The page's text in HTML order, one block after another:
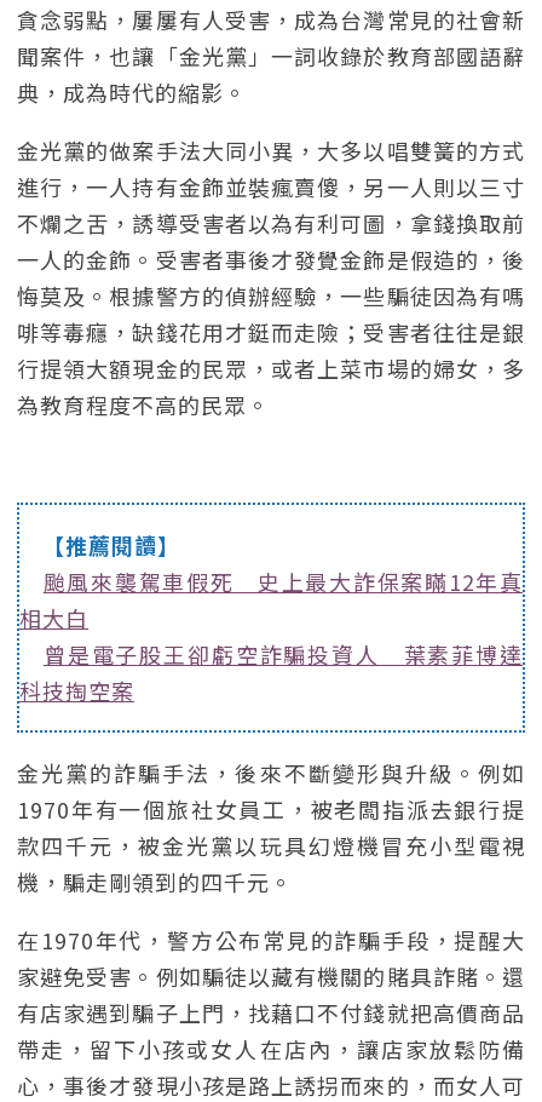
貪念弱點，屢屢有人受害，成為台灣常見的社會新
聞案件，也讓「金光黨」一詞收錄於教育部國語辭
典，成為時代的縮影。
金光黨的做案手法大同小異，大多以唱雙簧的方式
進行，一人持有金飾並裝瘋賣傻，另一人則以三寸
不爛之舌，誘導受害者以為有利可圖，拿錢換取前
一人的金飾。受害者事後才發覺金飾是假造的，後
悔莫及。根據警方的偵辦經驗，一些騙徒因為有嗎
啡等毒癮，缺錢花用才鋌而走險；受害者往往是銀
行提領大額現金的民眾，或者上菜市場的婦女，多
為教育程度不高的民眾。
【推薦閱讀】
颱風來襲駕車假死 史上最大詐保案瞞12年真
相大白
曾是電子股王卻虧空詐騙投資人 葉素菲博達
科技掏空案
金光黨的詐騙手法，後來不斷變形與升級。例如
1970年有一個旅社女員工，被老闆指派去銀行提
款四千元，被金光黨以玩具幻燈機冒充小型電視
機，騙走剛領到的四千元。
在1970年代，警方公布常見的詐騙手段，提醒大
家避免受害。例如騙徒以藏有機關的賭具詐賭。還
有店家遇到騙子上門，找藉口不付錢就把高價商品
帶走，留下小孩或女人在店內，讓店家放鬆防備
心，事後才發現小孩是路上誘拐而來的，而女人可